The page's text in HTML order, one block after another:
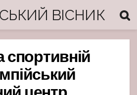
ВІСНИК
спортивній